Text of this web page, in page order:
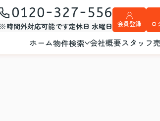
0120-327-556
時間外対応可能です定休日 水曜日 会員登録 ロ
ホーム物件検索 会社概要スタッフ